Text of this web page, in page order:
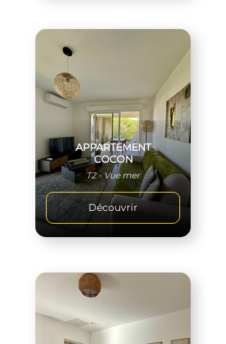
APPARTEMENT
COCON
T2 - Vue mer
Découvrir